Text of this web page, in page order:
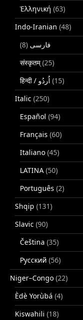
Ἑλληνική (63)
Indo-Iranian (48)
فارسی (8)
संस्कृतम्(25)
(15)
Italic (250)
Español (94)
Français (60)
Italiano (45)
LATINA (50)
Português (2)
Shqip (131)
Slavic (90)
Čeština (35)
Русский (56)
Niger–Congo (22)
Èdè Yorùbá (4)
Kiswahili (18)